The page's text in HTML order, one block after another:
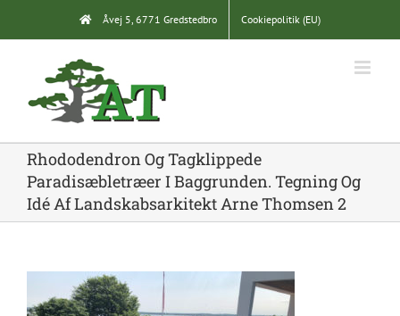
content
Åvej 5, 6771 Gredstedbro Cookiepolitik (EU)
Rhododendron Og Tagklippede
Paradisæbletræer I Baggrunden. Tegning Og
Idé Af Landskabsarkitekt Arne Thomsen 2